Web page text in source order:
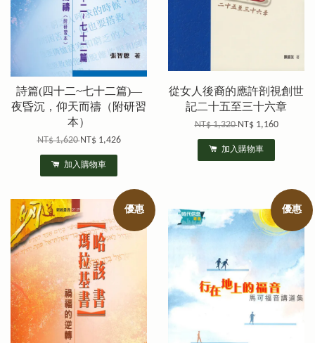
詩篇(四十二~七十二篇)—
夜昏沉，仰天而禱（附研習
本）
NT$ 1,620NT$ 1,426
加入購物車
從女人後裔的應許剖視創世
記二十五至三十六章
NT$ 1,320NT$ 1,160
加入購物車
優惠 優惠